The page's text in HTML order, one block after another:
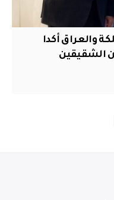
والعراق أكدا
الشقيقين